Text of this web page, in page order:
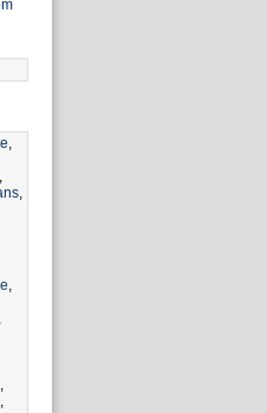
,
,
,
,
,
,